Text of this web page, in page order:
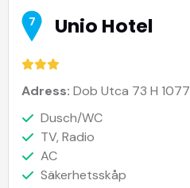
7 Unio Hotel
Adress: Dob Utca 73 H
Dusch/WC
TV, Radio
AC
Säkerhetsskåp